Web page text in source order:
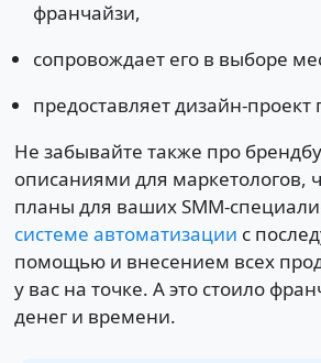
франчайзи,
сопровождает его в выборе
предоставляет дизайн-
Не забывайте также про
описаниями для маркетологов,
планы для ваших SMM-
системе автоматизации с
помощью и внесением всех
у вас на точке. А это стоило
денег и времени.